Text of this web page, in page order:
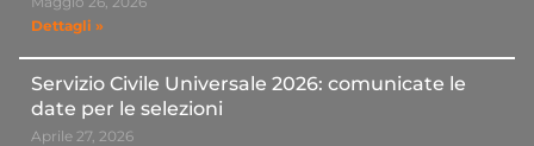
Dettagli »
Servizio Civile Universale 2026: comunicate le
date per le selezioni
Aprile 27, 2026